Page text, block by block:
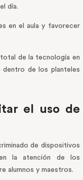
día.
en el aula y favorecer
de la tecnología en
dentro de los planteles
el uso de
de dispositivos
en la atención de los
alumnos y maestros.